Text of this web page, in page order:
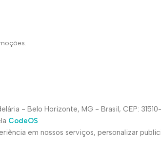
- Belo Horizonte, MG - Brasil, CEP: 31510-
CodeOS
em nossos serviços, personalizar